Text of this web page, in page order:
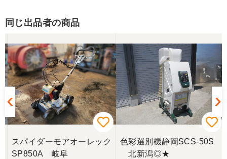
同じ出品者の商品
スパイダーモアオーレック
SP850A 岐阜
色彩選別機静岡SCS-50S
北新潟◎★